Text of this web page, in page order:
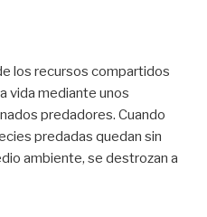
los recursos compartidos
vida mediante unos
predadores. Cuando
predadas quedan sin
ambiente, se destrozan a